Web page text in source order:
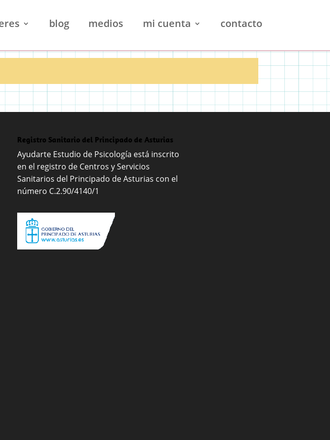
blog medios mi cuenta contacto
Registro Sanitario del Principado de Asturias
Ayudarte Estudio de Psicología está inscrito
en el registro de Centros y Servicios
Sanitarios del Principado de Asturias con el
número C.2.90/4140/1